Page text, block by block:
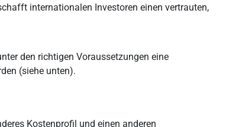
internationalen Investoren einen vertrauten,
den richtigen Voraussetzungen eine
(siehe unten).
Kostenprofil und einen anderen